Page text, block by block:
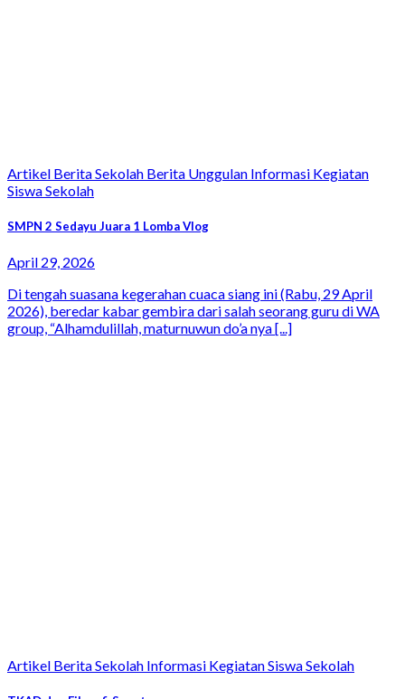
Artikel Berita Sekolah Berita Unggulan Informasi Kegiatan
Siswa Sekolah
SMPN 2 Sedayu Juara 1 Lomba Vlog
April 29, 2026
Di tengah suasana kegerahan cuaca siang ini (Rabu, 29 April
2026), beredar kabar gembira dari salah seorang guru di WA
group, “Alhamdulillah, maturnuwun do’a nya [...]
Artikel Berita Sekolah Informasi Kegiatan Siswa Sekolah